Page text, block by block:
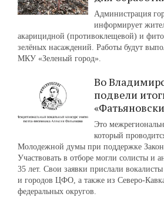
Администрация
информирует
акарицидной (противоклещевой) и
зелёных насаждений. Работы будут
МКУ «Зеленый город».
Во
подвели
Это
который
Молодежной думы при поддержке
Участвовать в отборе могли солисты и
35 лет. Свои заявки прислали
и городов ЦФО, а также из Северо-
федеральных округов.